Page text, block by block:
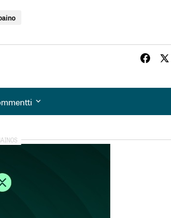
rekisteröityä